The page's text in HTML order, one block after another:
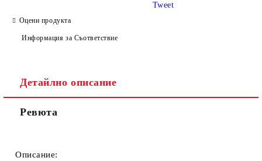
Ние ще се свържем с вас в рамките на работния ден.
Оцени продукта
Информация за Съответствие
Tweet
Детайлно описание
Ревюта
Описание: